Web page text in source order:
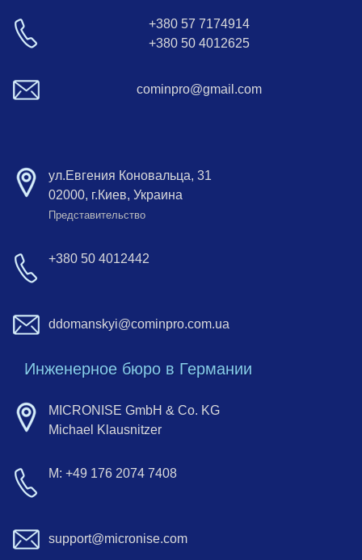
+380 57 7174914
+380 50 4012625
cominpro@gmail.com
ул.Евгения Коновальца, 31
02000, г.Киев, Украина
Представительство
+380 50 4012442
ddomanskyi@cominpro.com.ua
Инженерное бюро в Германии
MICRONISE GmbH & Co. KG
Michael Klausnitzer
M: +49 176 2074 7408
support@micronise.com